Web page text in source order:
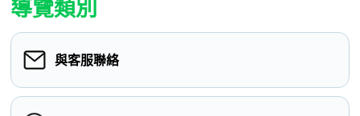
導覽類別
與客服聯絡